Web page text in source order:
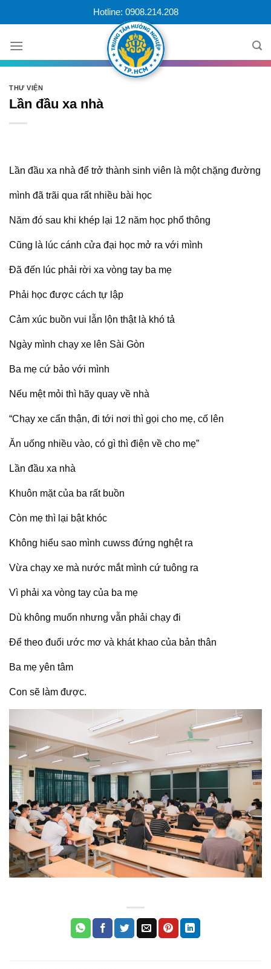
to
Hotline: 0908.214.208
THƯ VIỆN
Lần đầu xa nhà
Lần đầu xa nhà để trở thành sinh viên là một chặng đường
mình đã trãi qua rất nhiều bài học
Năm đó sau khi khép lại 12 năm học phổ thông
Cũng là lúc cánh cửa đại học mở ra với mình
Đã đến lúc phải rời xa vòng tay ba mẹ
Phải học được cách tự lập
Cảm xúc buồn vui lẫn lộn thật là khó tả
Ngày mình chạy xe lên Sài Gòn
Ba mẹ cứ bảo với mình
Nếu mệt mỏi thì hãy quay về nhà
“Chạy xe cẩn thận, đi tới nơi thì gọi cho mẹ, cố lên
Ăn uống nhiều vào, có gì thì điện về cho mẹ”
Lần đầu xa nhà
Khuôn mặt của ba rất buồn
Còn mẹ thì lại bật khóc
Không hiểu sao mình cuwss đứng nghệt ra
Vừa chạy xe mà nước mắt mình cứ tuông ra
Vì phải xa vòng tay của ba mẹ
Dù không muốn nhưng vẫn phải chạy đi
Để theo đuổi ước mơ và khát khao của bản thân
Ba mẹ yên tâm
Con sẽ làm được.